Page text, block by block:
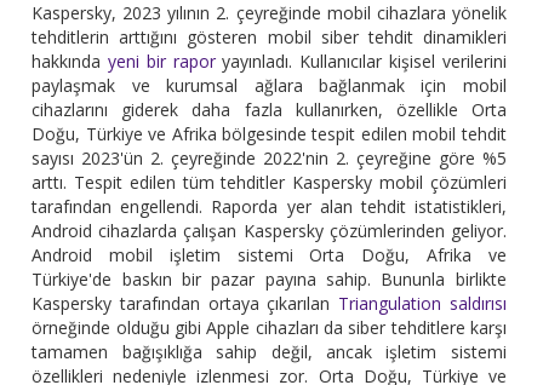
Kaspersky, 2023 yılının 2. çeyreğinde mobil cihazlara yönelik
tehditlerin arttığını gösteren mobil siber tehdit dinamikleri
hakkındayeni bir raporyayınladı. Kullanıcılar kişisel verilerini
paylaşmak ve kurumsal ağlara bağlanmak için mobil
cihazlarını giderek daha fazla kullanırken, özellikle Orta
Doğu, Türkiye ve Afrika bölgesinde tespit edilen mobil tehdit
sayısı 2023'ün 2. çeyreğinde 2022'nin 2. çeyreğine göre %5
arttı. Tespit edilen tüm tehditler Kaspersky mobil çözümleri
tarafından engellendi. Raporda yer alan tehdit istatistikleri,
Android cihazlarda çalışan Kaspersky çözümlerinden geliyor.
Android mobil işletim sistemi Orta Doğu, Afrika ve
Türkiye'de baskın bir pazar payına sahip. Bununla birlikte
Kaspersky tarafından ortaya çıkarılan Triangulation saldırısı
örneğinde olduğu gibi Apple cihazları da siber tehditlere karşı
tamamen bağışıklığa sahip değil, ancak işletim sistemi
özellikleri nedeniyle izlenmesi zor. Orta Doğu, Türkiye ve